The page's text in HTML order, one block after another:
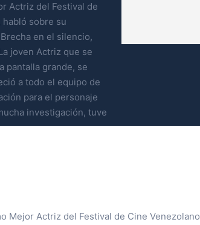
Actriz del Festival de
habló sobre su
en el silencio,
joven Actriz que se
pantalla grande, se
a todo el equipo de
para el personaje
investigación, tuve
Mejor Actriz del Festival de Cine